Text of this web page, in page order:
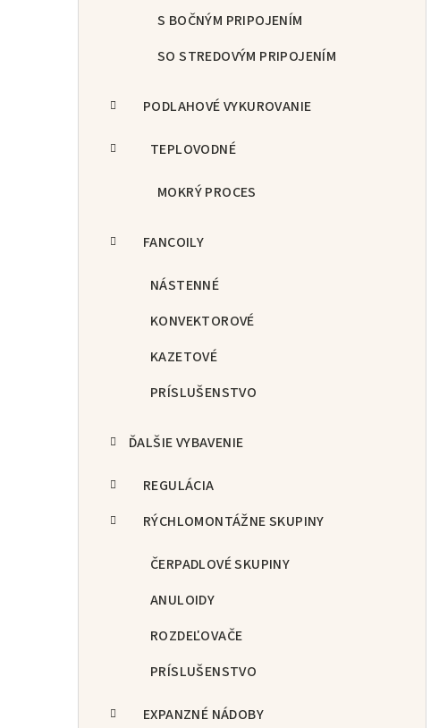
S BOČNÝM PRIPOJENÍM
SO STREDOVÝM PRIPOJENÍM
PODLAHOVÉ VYKUROVANIE
TEPLOVODNÉ
MOKRÝ PROCES
FANCOILY
NÁSTENNÉ
KONVEKTOROVÉ
KAZETOVÉ
PRÍSLUŠENSTVO
ĎALŠIE VYBAVENIE
REGULÁCIA
RÝCHLOMONTÁŽNE SKUPINY
ČERPADLOVÉ SKUPINY
ANULOIDY
ROZDEĽOVAČE
PRÍSLUŠENSTVO
EXPANZNÉ NÁDOBY